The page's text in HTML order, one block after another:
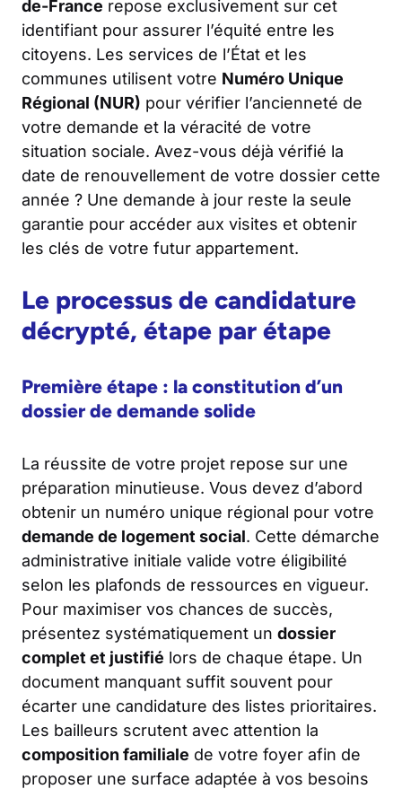
de-France repose exclusivement sur cet
identifiant pour assurer l’équité entre les
citoyens. Les services de l’État et les
communes utilisent votre Numéro Unique
Régional (NUR) pour vérifier l’ancienneté de
votre demande et la véracité de votre
situation sociale. Avez-vous déjà vérifié la
date de renouvellement de votre dossier cette
année ? Une demande à jour reste la seule
garantie pour accéder aux visites et obtenir
les clés de votre futur appartement.
Le processus de candidature
décrypté, étape par étape
Première étape : la constitution d’un
dossier de demande solide
La réussite de votre projet repose sur une
préparation minutieuse. Vous devez d’abord
obtenir un numéro unique régional pour votre
demande de logement social. Cette démarche
administrative initiale valide votre éligibilité
selon les plafonds de ressources en vigueur.
Pour maximiser vos chances de succès,
présentez systématiquement un dossier
complet et justifié lors de chaque étape. Un
document manquant suffit souvent pour
écarter une candidature des listes prioritaires.
Les bailleurs scrutent avec attention la
composition familiale de votre foyer afin de
proposer une surface adaptée à vos besoins